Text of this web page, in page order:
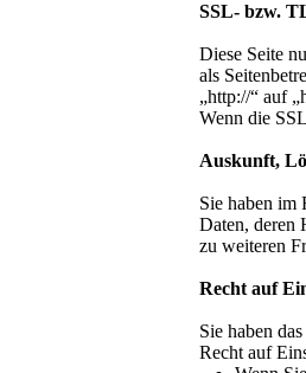
SSL- bzw.
Diese Seite
als
„http://“ auf
Wenn die
Auskunft,
Sie haben im
Daten, deren
zu weiteren
Recht auf
Sie haben
Recht auf